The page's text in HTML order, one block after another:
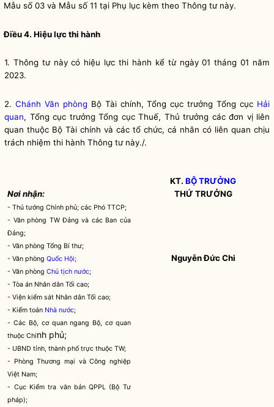
Mẫu số 03 và Mẫu số 11 tại Phụ lục kèm theo Thông tư này.
Điều 4. Hiệu lực thi hành
1. Thông tư này có hiệu lực thi hành kể từ ngày 01 tháng 01 năm
2023.
2. Chánh Văn phòng Bộ Tài chính, Tổng cục trưởng Tổng cục Hải
quan, Tổng cục trưởng Tổng cục Thuế, Thủ trưởng các đơn vị liên
quan thuộc Bộ Tài chính và các tổ chức, cá nhân có liên quan chịu
trách nhiệm thi hành Thông tư này./.
Nơi nhận:
-Thủ tướng Chính phủ; các Phó TTCP;
- Văn phòng TW Đảng và các Ban của
Đảng;
- Văn phòng Tổng Bí thư;
- Văn phòngQuốc Hội;
- Văn phòngChủ tịch nước;
- Tòa án Nhân dân Tối cao;
- Viện kiểm sát Nhân dân Tối cao;
- Kiểm toán Nhà nước;
- Các Bộ, cơ quan ngang Bộ, cơ quan
thuộc Chính phủ;
- UBND tỉnh, thành phố trực thuộc TW;
- Phòng Thương mại và Công nghiệp
Việt Nam;
- Cục Kiểm tra văn bản QPPL (Bộ Tư
pháp);
KT. BỘ TRƯỞNG
THỨ TRƯỞNG
Nguyễn Đức Chi